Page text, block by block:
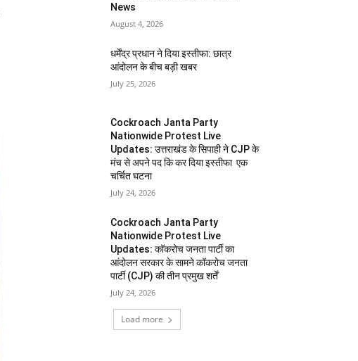
News
August 4, 2026
धर्मेंद्र प्रधान ने दिया इस्तीफा: छात्र
आंदोलन के बीच बड़ी खबर
July 25, 2026
Cockroach Janta Party
Nationwide Protest Live
Updates: उत्तराखंड के सिपाही ने CJP के
मंच से अपने पद कि कर दिया इस्तीफा एक
चर्चित घटना
July 24, 2026
Cockroach Janta Party
Nationwide Protest Live
Updates: कॉकरोच जनता पार्टी का
आंदोलन सरकार के सामने कॉकरोच जनता
पार्टी (CJP) की तीन प्रमुख शर्तें
July 24, 2026
Load more